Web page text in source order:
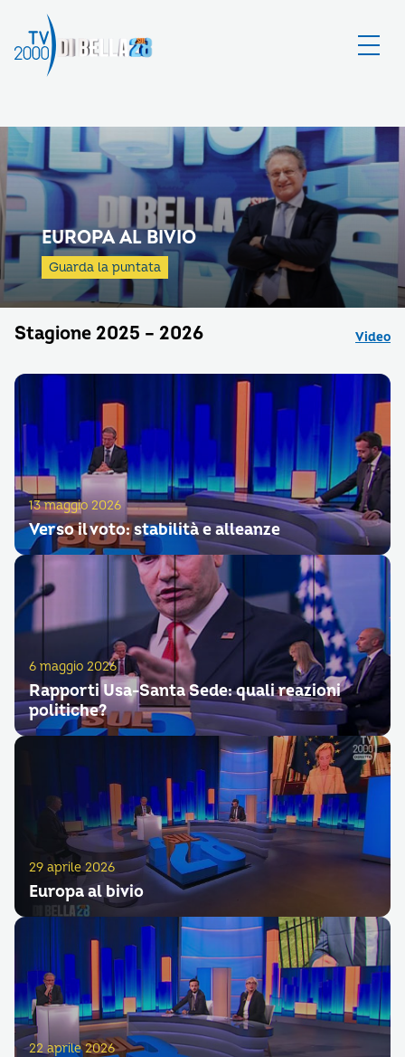
EUROPA AL BIVIO
Guarda la puntata
Stagione 2025 – 2026 Video
13 maggio 2026
Verso il voto: stabilità e alleanze
6 maggio 2026
Rapporti Usa-Santa Sede: quali reazioni
politiche?
29 aprile 2026
Europa al bivio
22 aprile 2026